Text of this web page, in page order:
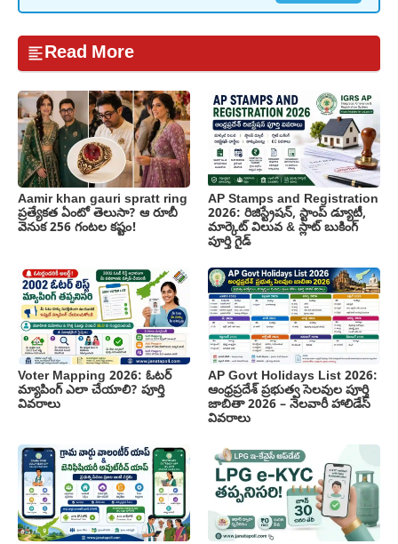
Read More
Aamir khan gauri spratt ring
ప్రత్యేకత ఏంటో తెలుసా? ఆ రూబీ
వెనుక 256 గంటల కష్టం!
AP Stamps and Registration
2026: రిజిస్ట్రేషన్, స్టాంప్ డ్యూటీ,
మార్కెట్ విలువ & స్లాట్ బుకింగ్
పూర్తి గైడ్
Voter Mapping 2026: ఓటర్
మ్యాపింగ్ ఎలా చేయాలి? పూర్తి
వివరాలు
AP Govt Holidays List 2026:
ఆంధ్రప్రదేశ్ ప్రభుత్వ సెలవుల పూర్తి
జాబితా 2026 – నెలవారీ హాలిడేస్
వివరాలు